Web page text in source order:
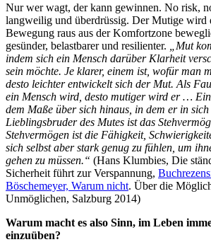
Nur wer wagt, der kann gewinnen. No risk,
langweilig und überdrüssig. Der Mutige wird
Bewegung raus aus der Komfortzone
gesünder, belastbarer und resilienter.
„Mut
indem sich ein Mensch darüber Klarheit
sein möchte. Je klarer, einem ist, wofür man
desto leichter entwickelt sich der Mut. Als
ein Mensch wird, desto mutiger wird er …
dem Maße über sich hinaus, in dem er in
Lieblingsbruder des Mutes ist das
Stehvermögen ist die Fähigkeit,
sich selbst aber stark genug zu fühlen, um
gehen zu müssen.“ (Hans Klumbies, Die
Sicherheit führt zur Verspannung,
Böschemeyer, Warum nicht. Über die
Unmöglichen, Salzburg 2014)
Warum macht es also Sinn, im Leben
einzuüben?